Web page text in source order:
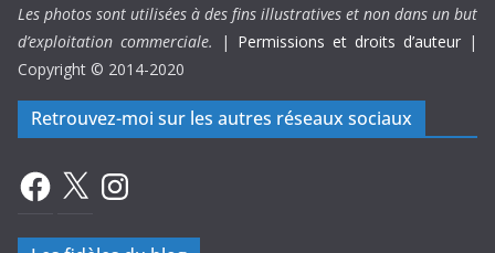
Les photos sont utilisées à des fins illustratives et non dans un but
d’exploitation commerciale.
| Permissions et droits d’auteur |
Copyright © 2014-2020
Retrouvez-moi sur les autres réseaux sociaux
Facebook
X Instagram